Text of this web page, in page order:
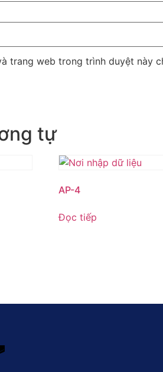
trang web trong trình duyệt này
tự
AP-4
Đọc tiếp